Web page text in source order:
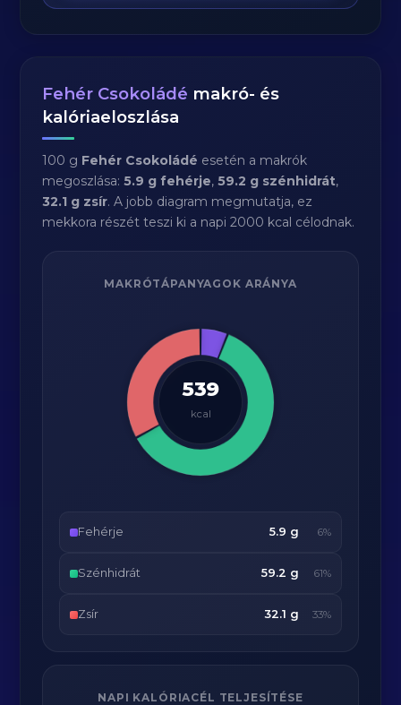
Fehér Csokoládé makró- és
kalóriaeloszlása
100 g Fehér Csokoládé esetén a makrók
megoszlása:5.9 g fehérje,59.2 g szénhidrát,
32.1 g zsír. A jobb diagram megmutatja, ez
mekkora részét teszi ki a napi 2000 kcal célodnak.
MAKRÓTÁPANYAGOK ARÁNYA
539
kcal
Fehérje 5.9 g 6%
Szénhidrát 59.2 g 61%
Zsír 32.1 g 33%
NAPI KALÓRIACÉL TELJESÍTÉSE